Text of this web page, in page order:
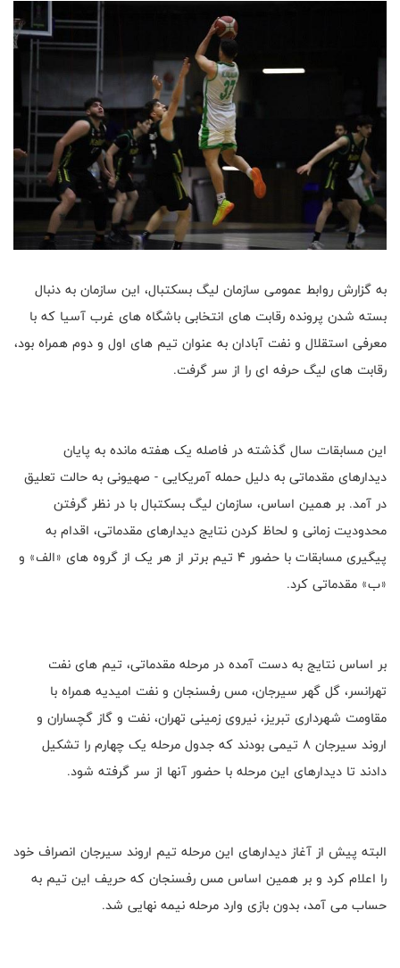
به گزارش روابط عمومی سازمان لیگ بسکتبال، این سازمان به دنبال
بسته شدن پرونده رقابت های انتخابی باشگاه های غرب آسیا که با
معرفی استقلال و نفت آبادان به عنوان تیم های اول و دوم همراه بود،
رقابت های لیگ حرفه ای را از سر گرفت.
این مسابقات سال گذشته در فاصله یک هفته مانده به پایان
دیدارهای مقدماتی به دلیل حمله آمریکایی - صهیونی به حالت تعلیق
در آمد. بر همین اساس، سازمان لیگ بسکتبال با در نظر گرفتن
محدودیت زمانی و لحاظ کردن نتایج دیدارهای مقدماتی، اقدام به
پیگیری مسابقات با حضور ۴ تیم برتر از هر یک از گروه های «الف» و
«ب» مقدماتی کرد.
بر اساس نتایج به دست آمده در مرحله مقدماتی، تیم های نفت
تهرانسر، گل گهر سیرجان، مس رفسنجان و نفت امیدیه همراه با
مقاومت شهرداری تبریز، نیروی زمینی تهران، نفت و گاز گچساران و
اروند سیرجان ۸ تیمی بودند که جدول مرحله یک چهارم را تشکیل
دادند تا دیدارهای این مرحله با حضور آنها از سر گرفته شود.
البته پیش از آغاز دیدارهای این مرحله تیم اروند سیرجان انصراف خود
را اعلام کرد و بر همین اساس مس رفسنجان که حریف این تیم به
حساب می آمد، بدون بازی وارد مرحله نیمه نهایی شد.